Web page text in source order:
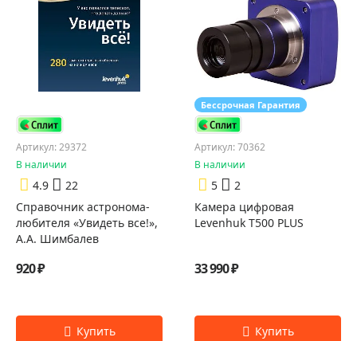
Артикул: 29372
В наличии
4.9
22
Справочник астронома-
любителя «Увидеть все!»,
А.А. Шимбалев
920 ₽
Бессрочная Гарантия
Артикул: 70362
В наличии
5
2
Камера цифровая
Levenhuk T500 PLUS
33 990 ₽